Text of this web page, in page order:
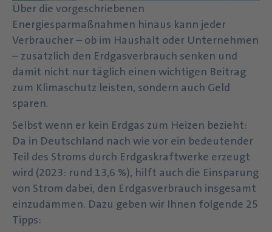
Über die vorgeschriebenen
Energiesparmaßnahmen hinaus kann jeder
Verbraucher – ob im Haushalt oder Unternehmen
– zusätzlich den Erdgasverbrauch senken und
damit nicht nur täglich einen wichtigen Beitrag
zum Klimaschutz leisten, sondern auch Geld
sparen.
Selbst wenn er kein Erdgas zum Heizen bezieht:
Da in Deutschland nach wie vor ein bedeutender
Teil des Stroms durch Erdgaskraftwerke erzeugt
wird (2023: rund 13,6 %), hilft auch die Einsparung
von Strom dabei, den Erdgasverbrauch insgesamt
einzudämmen. Dazu geben wir Ihnen folgende 25
Tipps: